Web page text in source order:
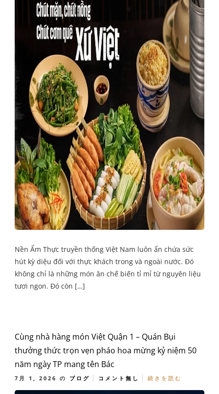
Nền Ẩm Thực truyền thống Việt Nam luôn ẩn chứa sức
hút kỳ diệu đối với thực khách trong và ngoài nước. Đó
không chỉ là những món ăn chế biến tỉ mỉ từ nguyên liệu
tươi ngon. Đó còn […]
Cùng nhà hàng món Việt Quận 1 – Quán Bụi
thưởng thức trọn vẹn pháo hoa mừng kỷ niệm 50
năm ngày TP mang tên Bác
7月 1, 2026 の ブログ コメント無し 続きを読む